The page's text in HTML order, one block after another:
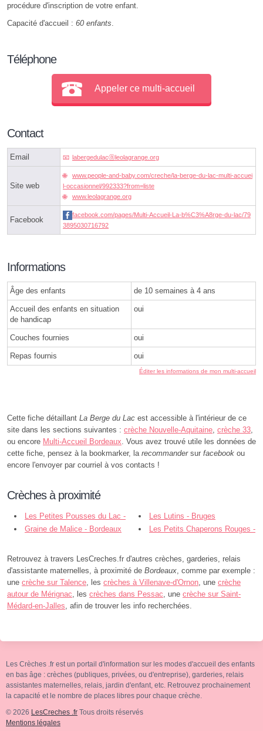
procédure d'inscription de votre enfant.
Capacité d'accueil : 60 enfants
Téléphone
Appeler ce multi-accueil
Contact
Email labergedulacⓐleolagrange.org
Site web
www.people-and-baby.com/creche/la-berge-du-lac-multi-accuei
l-occasionnel/992333?from=liste
www.leolagrange.org
Facebook
facebook.com/pages/Multi-Accueil-La-b%C3%A8rge-du-lac/79
3895030716792
Informations
Âge des enfants de 10 semaines à 4 ans
Accueil des enfants en situation
de handicap
oui
Couches fournies oui
Repas fournis oui
Éditer les informations de mon multi-accueil
Cette fiche détaillant La Berge du Lac est accessible à l'intérieur de ce
site dans les sections suivantes : crèche Nouvelle-Aquitaine crèche 33
ou encore Multi-Accueil Bordeaux . Vous avez trouvé utile les données de
cette fiche, pensez à la bookmarker, la recommandersur facebook ou
encore l'envoyer par courriel à vos contacts !
Crèches à proximité
Les Petites Pousses du Lac -
Bordeaux
Les Lutins - Bruges
Graine de Malice - Bordeaux
Les Petits Chaperons Rouges -
Retrouvez à travers LesCreches.fr d'autres crèches, garderies, relais
d'assistante maternelles, à proximité de Bordeaux , comme par exemple :
une crèche sur Talence , les crèches à Villenave-d'Ornon , une crèche
autour de Mérignac , les crèches dans Pessac , une crèche sur Saint-
Médard-en-Jalles , afin de trouver les info recherchées.
Les Crèches .fr est un portail d'information sur les modes d'accueil des enfants
en bas âge : crèches (publiques, privées, ou d'entreprise), garderies, relais
assistantes maternelles, relais, jardin d'enfant, etc. Retrouvez prochainement
la capacité et le nombre de places libres pour chaque crèche.
© 2026 LesCreches .fr Tous droits réservés
Mentions légales